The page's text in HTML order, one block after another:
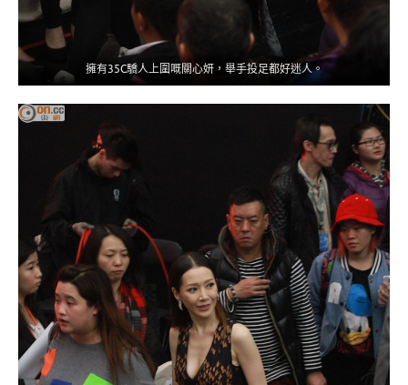
擁有35C驕人上圍嘅關心妍，舉手投足都好迷人。